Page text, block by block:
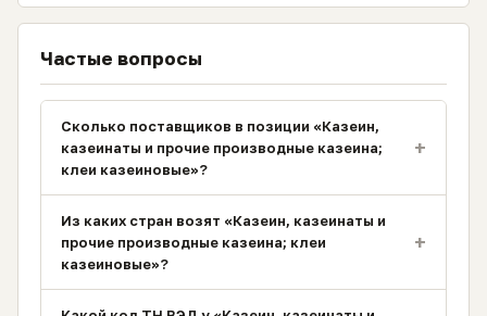
Частые вопросы
Сколько поставщиков в позиции «Казеин,
казеинаты и прочие производные казеина;
клеи казеиновые»?
+
Из каких стран возят «Казеин, казеинаты и
прочие производные казеина; клеи
казеиновые»?
+